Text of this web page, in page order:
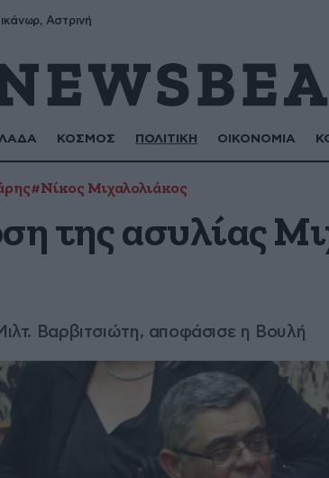
Αστρινή
ΚΟΣΜΟΣ ΠΟΛΙΤΙΚΗ ΟΙΚΟΝΟΜΙΑ
#Νίκος Μιχαλολιάκος
της ασυλίας
Βαρβιτσιώτη, αποφάσισε η Βουλή